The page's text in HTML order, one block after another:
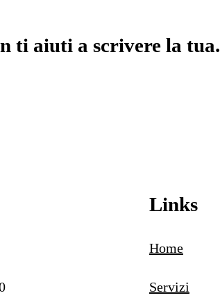
ti aiuti a scrivere la tua.
Links
Home
Servizi